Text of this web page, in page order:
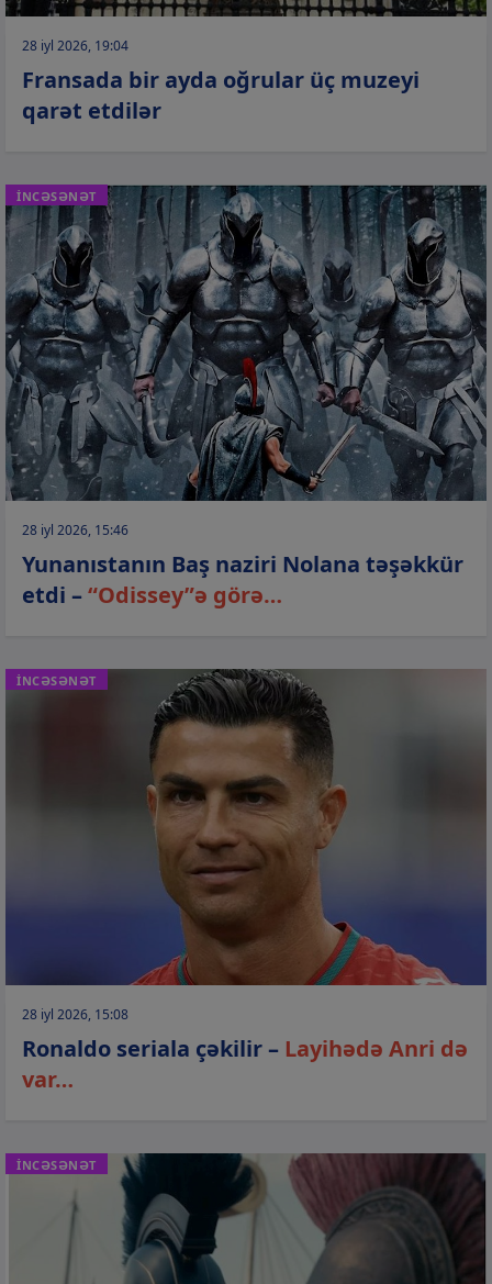
28 iyl 2026, 19:04
Fransada bir ayda oğrular üç muzeyi
qarət etdilər
İNCƏSƏNƏT
28 iyl 2026, 15:46
Yunanıstanın Baş naziri Nolana təşəkkür
etdi –“Odissey”ə görə…
İNCƏSƏNƏT
28 iyl 2026, 15:08
Ronaldo seriala çəkilir – Layihədə Anri də
var…
İNCƏSƏNƏT